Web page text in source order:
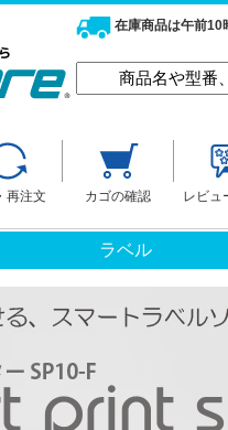
在庫商品は午前10
再注文 カゴの確認 レビュ
ラベル